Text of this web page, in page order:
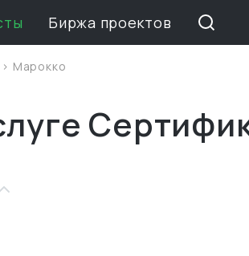
Биржа проектов
> Марокко